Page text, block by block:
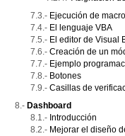
Ejecución de
El lenguaje VBA
El editor de Visual
Creación de un
Ejemplo
Botones
Casillas de
Dashboard
Introducción
Mejorar el diseño